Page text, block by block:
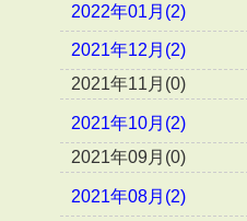
2022年01月(2)
2021年12月(2)
2021年11月(0)
2021年10月(2)
2021年09月(0)
2021年08月(2)